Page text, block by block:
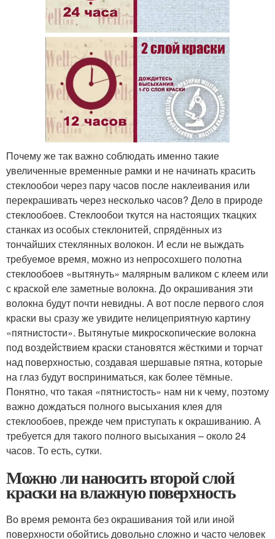
Почему же так важно соблюдать именно такие
увеличенные временные рамки и не начинать красить
стеклообои через пару часов после наклеивания или
перекрашивать через несколько часов? Дело в природе
стеклообоев. Стеклообои ткутся на настоящих ткацких
станках из особых стеклонитей, спрядённых из
тончайших стеклянных волокон. И если не выждать
требуемое время, можно из непросохшего полотна
стеклообоев «вытянуть» малярным валиком с клеем или
с краской еле заметные волокна. До окрашивания эти
волокна будут почти невидны. А вот после первого слоя
краски вы сразу же увидите нелицеприятную картину
«пятнистости». Вытянутые микроскопические волокна
под воздействием краски становятся жёсткими и торчат
над поверхностью, создавая шершавые пятна, которые
на глаз будут восприниматься, как более тёмные.
Понятно, что такая «пятнистость» нам ни к чему, поэтому
важно дождаться полного высыхания клея для
стеклообоев, прежде чем приступать к окрашиванию. А
требуется для такого полного высыхания – около 24
часов. То есть, сутки.
Можно ли наносить второй слой
краски на влажную поверхность
Во время ремонта без окрашивания той или иной
поверхности обойтись довольно сложно и часто человек